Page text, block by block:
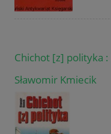
Chichot [z] polityka
Sławomir Kmiecik